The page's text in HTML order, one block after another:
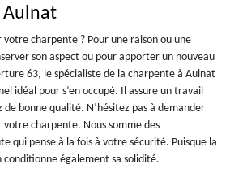
Aulnat
votre charpente ? Pour une raison ou une
son aspect ou pour apporter un nouveau
63, le spécialiste de la charpente à Aulnat
idéal pour s’en occupé. Il assure un travail
bonne qualité. N’hésitez pas à demander
charpente. Nous somme des
qui pense à la fois à votre sécurité. Puisque la
également sa solidité.